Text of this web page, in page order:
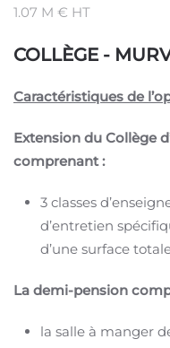
1.07 M € HT
COLLÈGE -
Caractéristiques de
Extension du Collège
comprenant :
3 classes
d’entretien
d’une surface
La demi-pension
la salle à manger